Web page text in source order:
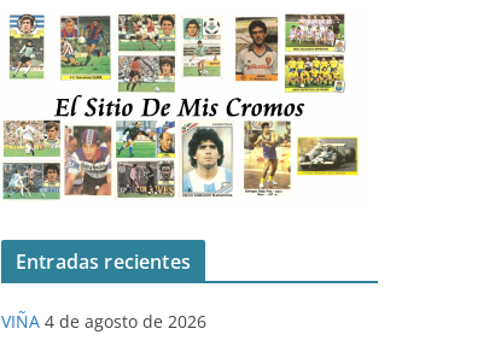
Entradas recientes
VIÑA 4 de agosto de 2026